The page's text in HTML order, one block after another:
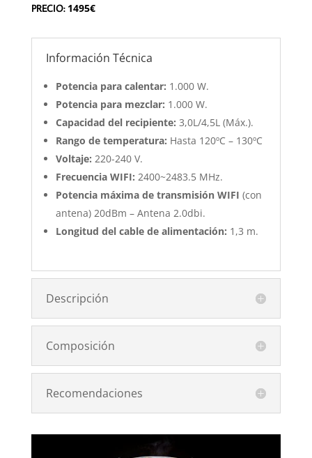
PRECIO: 1495€
Información Técnica
Potencia para calentar: 1.000 W.
Potencia para mezclar: 1.000 W.
Capacidad del recipiente: 3,0L/4,5L (Máx.).
Rango de temperatura: Hasta 120ºC – 130ºC
Voltaje: 220-240 V.
Frecuencia WIFI: 2400~2483.5 MHz.
Potencia máxima de transmisión WIFI (con
antena) 20dBm – Antena 2.0dbi.
Longitud del cable de alimentación: 1,3 m.
Descripción
Composición
Recomendaciones